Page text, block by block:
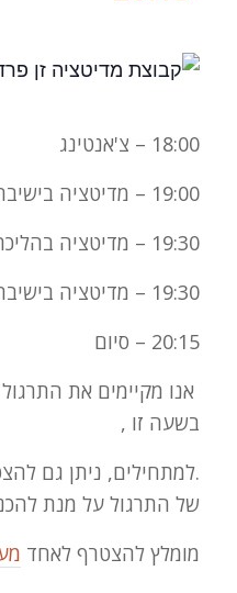
18:00 – צ'אנטינג
19:00 – מדיטציה בישיבה
19:30 – מדיטציה בהליכה
19:30 – מדיטציה בישיבה
20:15 – סיום
אנו מקיימים את
בשעה זו ,
.למתחילים, ניתן גם
של התרגול על מנת
מומלץ להצטרף לאחד